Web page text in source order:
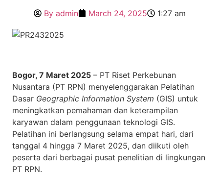
Byadmin March 24, 2025 1:27 am
Bogor, 7 Maret 2025 – PT Riset Perkebunan
Nusantara (PT RPN) menyelenggarakan Pelatihan
Dasar Geographic Information System (GIS) untuk
meningkatkan pemahaman dan keterampilan
karyawan dalam penggunaan teknologi GIS.
Pelatihan ini berlangsung selama empat hari, dari
tanggal 4 hingga 7 Maret 2025, dan diikuti oleh
peserta dari berbagai pusat penelitian di lingkungan
PT RPN.